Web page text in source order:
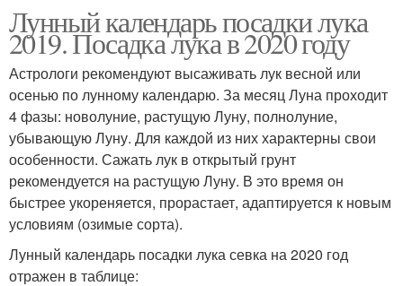
Лунный календарь посадки лука
2019. Посадка лука в 2020 году
Астрологи рекомендуют высаживать лук весной или
осенью по лунному календарю. За месяц Луна проходит
4 фазы: новолуние, растущую Луну, полнолуние,
убывающую Луну. Для каждой из них характерны свои
особенности. Сажать лук в открытый грунт
рекомендуется на растущую Луну. В это время он
быстрее укореняется, прорастает, адаптируется к новым
условиям (озимые сорта).
Лунный календарь посадки лука севка на 2020 год
отражен в таблице: